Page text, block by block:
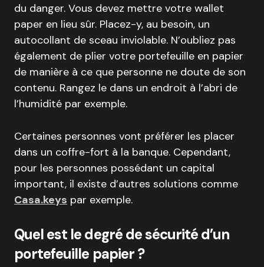
du danger. Vous devez mettre votre wallet
paper en lieu sûr. Placez-y, au besoin, un
autocollant de sceau inviolable. N’oubliez pas
également de plier votre portefeuille en papier
de manière à ce que personne ne doute de son
contenu. Rangez le dans un endroit à l’abri de
l’humidité par exemple.
Certaines personnes vont préférer les placer
dans un coffre-fort à la banque. Cependant,
pour les personnes possédant un capital
important, il existe d’autres solutions comme
Casa.keys par exemple.
Quel est le degré de sécurité d’un
portefeuille papier ?